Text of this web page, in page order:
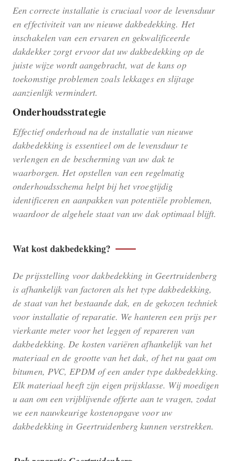
Een correcte installatie is cruciaal voor de levensduur
en effectiviteit van uw nieuwe dakbedekking. Het
inschakelen van een ervaren en gekwalificeerde
dakdekker zorgt ervoor dat uw dakbedekking op de
juiste wijze wordt aangebracht, wat de kans op
toekomstige problemen zoals lekkages en slijtage
aanzienlijk vermindert.
Onderhoudsstrategie
Effectief onderhoud na de installatie van nieuwe
dakbedekking is essentieel om de levensduur te
verlengen en de bescherming van uw dak te
waarborgen. Het opstellen van een regelmatig
onderhoudsschema helpt bij het vroegtijdig
identificeren en aanpakken van potentiële problemen,
waardoor de algehele staat van uw dak optimaal blijft.
Wat kost dakbedekking?
De prijsstelling voor dakbedekking in Geertruidenberg
is afhankelijk van factoren als het type dakbedekking,
de staat van het bestaande dak, en de gekozen techniek
voor installatie of reparatie. We hanteren een prijs per
vierkante meter voor het leggen of repareren van
dakbedekking. De kosten variëren afhankelijk van het
materiaal en de grootte van het dak, of het nu gaat om
bitumen, PVC, EPDM of een ander type dakbedekking.
Elk materiaal heeft zijn eigen prijsklasse. Wij moedigen
u aan om een vrijblijvende offerte aan te vragen, zodat
we een nauwkeurige kostenopgave voor uw
dakbedekking in Geertruidenberg kunnen verstrekken.